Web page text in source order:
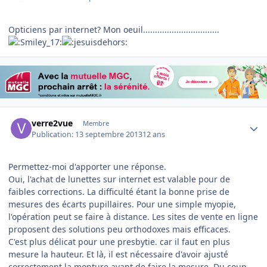
Opticiens par internet? Mon oeuil................................
verre2vue Membre
Publication: 13 septembre 201312 ans
Permettez-moi d'apporter une réponse.
Oui, l'achat de lunettes sur internet est valable pour de
faibles corrections. La difficulté étant la bonne prise de
mesures des écarts pupillaires. Pour une simple myopie,
l'opération peut se faire à distance. Les sites de vente en ligne
proposent des solutions peu orthodoxes mais efficaces.
C'est plus délicat pour une presbytie. car il faut en plus
mesure la hauteur. Et là, il est nécessaire d'avoir ajusté